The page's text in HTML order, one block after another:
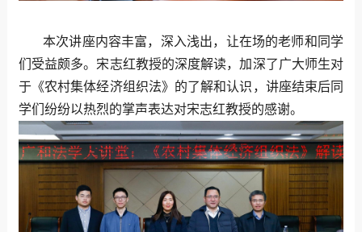
本次讲座内容丰富，深入浅出，让在场的老师和同学
们受益颇多。宋志红教授的深度解读，加深了广大师生对
于《农村集体经济组织法》的了解和认识，讲座结束后同
学们纷纷以热烈的掌声表达对宋志红教授的感谢。